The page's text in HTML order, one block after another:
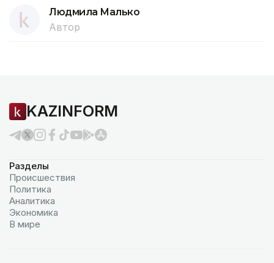
Людмила Малько
Автор
KAZINFORM
Разделы
Происшествия
Политика
Аналитика
Экономика
В мире